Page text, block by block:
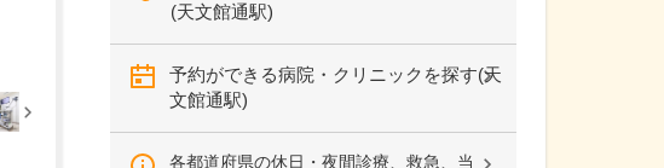
(天文館通駅)
予約ができる病院・クリニックを探す(天
文館通駅)
各都道府県の休日・夜間診療、救急、当